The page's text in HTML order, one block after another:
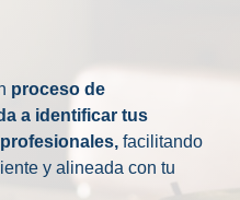
proceso de
a identificar tus
facilitando
y alineada con tu